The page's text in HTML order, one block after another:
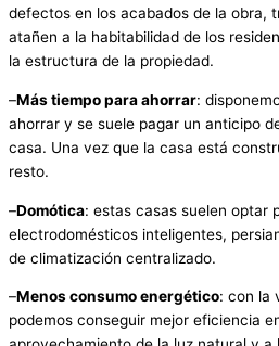
defectos en los acabados de la obra,
atañen a la habitabilidad de los
la estructura de la propiedad.
–Más tiempo para ahorrar:
ahorrar y se suele pagar un anticipo
casa. Una vez que la casa está
resto.
–Domótica: estas casas suelen optar
electrodomésticos inteligentes,
de climatización centralizado.
–Menos consumo energético: con la
podemos conseguir mejor eficiencia